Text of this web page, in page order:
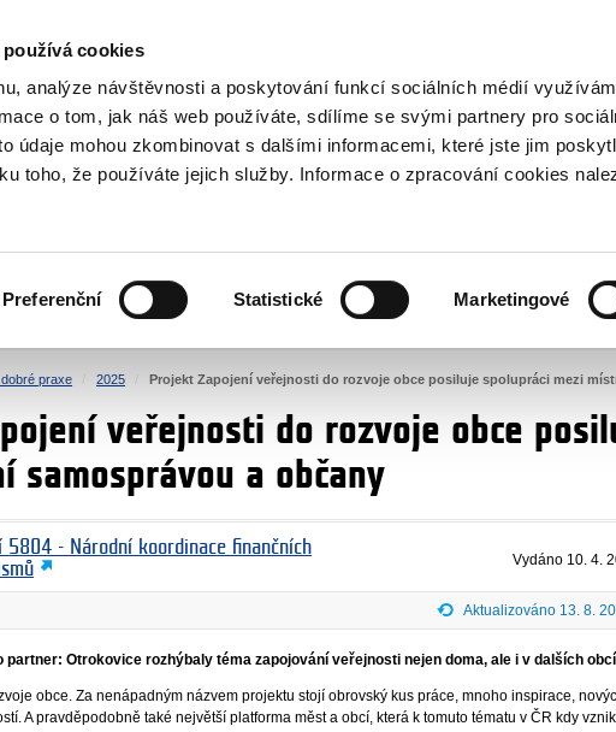
cookies
analýze návštěvnosti a poskytování funkcí sociálních médií
o tom, jak náš web používáte, sdílíme se svými partnery pro
údaje mohou zkombinovat s dalšími informacemi, které jste jim
toho, že používáte jejich služby. Informace o zpracování cookies
Preferenční Statistické Marketingové
Norska
LIDSKÁ PRÁVA SPRAVEDLNOST
praxe 2025 Projekt Zapojení veřejnosti do rozvoje obce posiluje spolupráci mezi
veřejnosti do rozvoje obce
samosprávou a občany
5804 - Národní koordinace finančních
Vydáno 10. 4.
Aktualizováno 13. 8.
partner: Otrokovice rozhýbaly téma zapojování veřejnosti nejen doma, ale i v dalších
obce. Za nenápadným názvem projektu stojí obrovský kus práce, mnoho inspirace,
A pravděpodobně také největší platforma měst a obcí, která k tomuto tématu v ČR kdy